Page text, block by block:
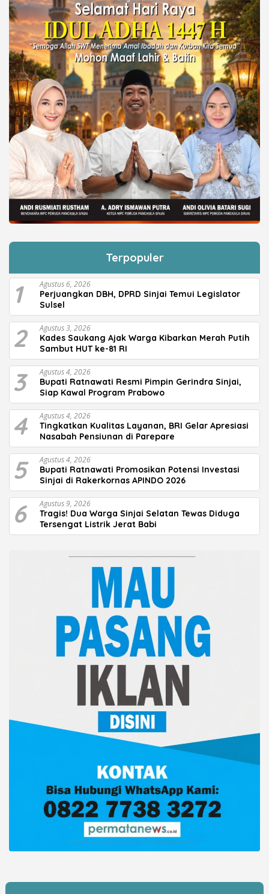
Terpopuler
1 Agustus 6, 2026
Perjuangkan DBH, DPRD Sinjai Temui Legislator
Sulsel
2 Agustus 3, 2026
Kades Saukang Ajak Warga Kibarkan Merah Putih
Sambut HUT ke-81 RI
3 Agustus 4, 2026
Bupati Ratnawati Resmi Pimpin Gerindra Sinjai,
Siap Kawal Program Prabowo
4 Agustus 4, 2026
Tingkatkan Kualitas Layanan, BRI Gelar Apresiasi
Nasabah Pensiunan di Parepare
5 Agustus 4, 2026
Bupati Ratnawati Promosikan Potensi Investasi
Sinjai di Rakerkornas APINDO 2026
6 Agustus 9, 2026
Tragis! Dua Warga Sinjai Selatan Tewas Diduga
Tersengat Listrik Jerat Babi